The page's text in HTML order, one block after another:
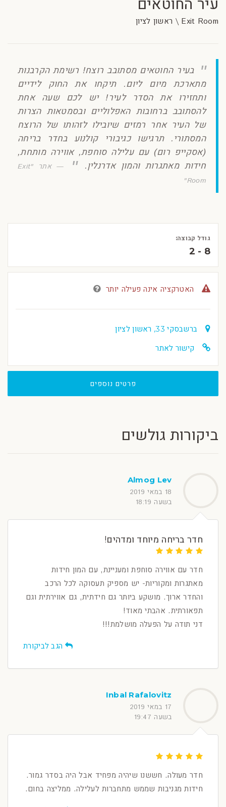
עיר החוטאים
Exit Room \ ראשון לציון
בעיר החוטאים מסתובב רוצח! רשימת הקרבנות
מתארכת מיום ליום. תיקחו את החוק לידיים
ותחזירו את הסדר לעיר! יש לכם שעה אחת
להסתובב ברחובות האפלוליים ובסמטאות הצרות
של העיר אחר רמזים שיובילו לזהותו של הרוצח
המסתורי. תרגישו כגיבורי קולנוע בחדר בריחה
(אסקייפ רום) עם עלילה סוחפת, אווירה מותחת,
חידות מאתגרות והמון אדרנלין.
אתר "Exit
Room"
גודל קבוצה:
2 - 8
האטרקציה אינה פעילה יותר
ברשבסקי 33, ראשון לציון
קישור לאתר
פרטים נוספים
ביקורות גולשים
Almog Lev
18 במאי 2019
בשעה 18:19
חדר בריחה מיוחד ומדהים!
חדר עם אווירה סוחפת ומעניינת, עם המון חידות
מאתגרות ומקוריות- יש מספיק תעסוקה לכל הרכב
והחדר ארוך. מושקע ביותר גם חידתית, גם אווירתית וגם
תפאורתית. אהבתי מאוד!
דני תודה על הפעלה מושלמת!!!
הגב לביקורת
Inbal Rafalovitz
17 במאי 2019
בשעה 19:47
חדר מעולה. חששנו שיהיה מפחיד אבל היה בסדר גמור.
חידות מגניבות שממש מתחברות לעלילה. ממליצה בחום.